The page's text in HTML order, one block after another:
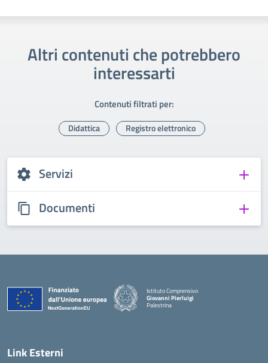
Altri contenuti che potrebbero
interessarti
Contenuti filtrati per:
Didattica Registro elettronico
Servizi
Documenti
Istituto Comprensivo
Giovanni Pierluigi
Palestrina
Link Esterni